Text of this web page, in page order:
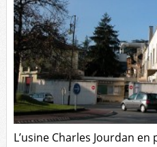
L’usine Charles Jourdan en